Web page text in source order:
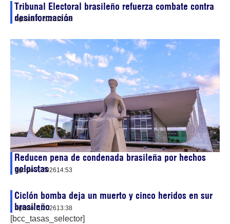
Tribunal Electoral brasileño refuerza combate contra
desinformación
agosto 7, 202615:33
Reducen pena de condenada brasileña por hechos
golpistas
agosto 7, 202614:53
Ciclón bomba deja un muerto y cinco heridos en sur
brasileño
agosto 7, 202613:38
[bcc_tasas_selector]